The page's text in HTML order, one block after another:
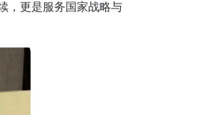
，更是服务国家战略与